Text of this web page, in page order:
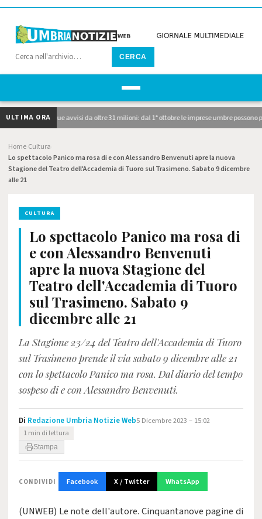
CERCA
ULTIMA ORA
pubblicati i due avvisi da oltre 31 milioni: dal 1° ottobre le imprese umbre possono
Home Cultura
Lo spettacolo Panico ma rosa di e con Alessandro Benvenuti apre la nuova
Stagione del Teatro dell'Accademia di Tuoro sul Trasimeno. Sabato 9 dicembre
alle 21
CULTURA
Lo spettacolo Panico ma rosa di
e con Alessandro Benvenuti
apre la nuova Stagione del
Teatro dell'Accademia di Tuoro
sul Trasimeno. Sabato 9
dicembre alle 21
La Stagione 23/24 del Teatro dell'Accademia di Tuoro
sul Trasimeno prende il via sabato 9 dicembre alle 21
con lo spettacolo Panico ma rosa. Dal diario del tempo
sospeso di e con Alessandro Benvenuti.
Di Redazione Umbria Notizie Web5 Dicembre 2023 – 15:02
1 min di lettura
Stampa
CONDIVIDI Facebook X / Twitter WhatsApp
(UNWEB) Le note dell'autore. Cinquantanove pagine di